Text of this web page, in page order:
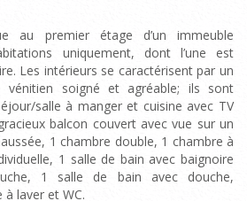
au premier étage d’un immeuble
uniquement, dont l’une est
Les intérieurs se caractérisent par un
vénitien soigné et agréable; ils sont
salle à manger et cuisine avec TV
balcon couvert avec vue sur un
1 chambre double, 1 chambre à
1 salle de bain avec baignoire
1 salle de bain avec douche,
laver et WC.